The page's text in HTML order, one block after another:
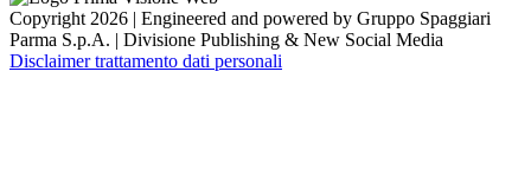
Copyright 2026 | Engineered and powered by Gruppo Spaggiari
Parma S.p.A. | Divisione Publishing & New Social Media
Disclaimer trattamento dati personali